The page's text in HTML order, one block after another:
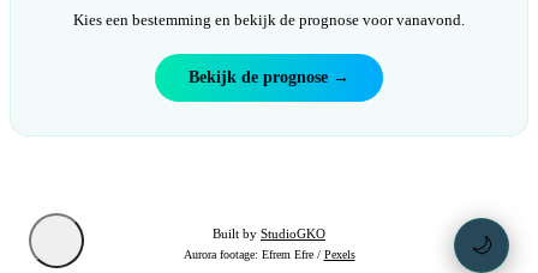
Kies een bestemming en bekijk de prognose voor vanavond.
Bekijk de prognose →
Built by StudioGKO
Aurora footage: Efrem Efre / Pexels 🌙